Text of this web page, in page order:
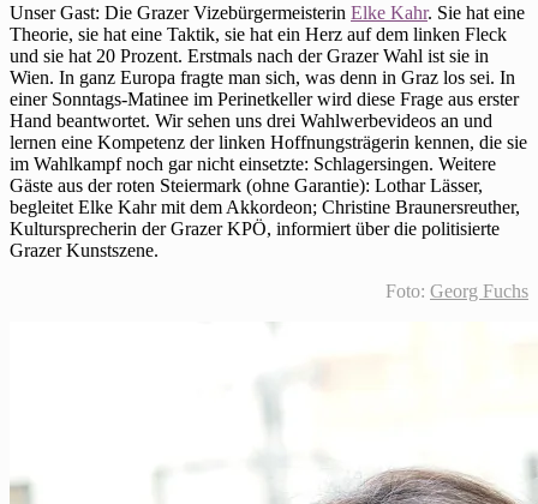
Unser Gast: Die Grazer Vizebürgermeisterin Elke Kahr. Sie hat eine
Theorie, sie hat eine Taktik, sie hat ein Herz auf dem linken Fleck
und sie hat 20 Prozent. Erstmals nach der Grazer Wahl ist sie in
Wien. In ganz Europa fragte man sich, was denn in Graz los sei. In
einer Sonntags-Matinee im Perinetkeller wird diese Frage aus erster
Hand beantwortet. Wir sehen uns drei Wahlwerbevideos an und
lernen eine Kompetenz der linken Hoffnungsträgerin kennen, die sie
im Wahlkampf noch gar nicht einsetzte: Schlagersingen. Weitere
Gäste aus der roten Steiermark (ohne Garantie): Lothar Lässer,
begleitet Elke Kahr mit dem Akkordeon; Christine Braunersreuther,
Kultursprecherin der Grazer KPÖ, informiert über die politisierte
Grazer Kunstszene.
Foto: Georg Fuchs